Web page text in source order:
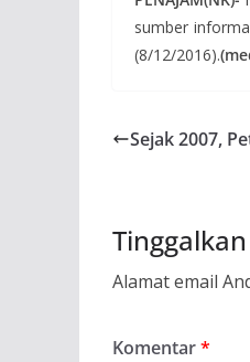
sumber
(8/12/2016).
Sejak 2007,
Alamat email
Komentar*